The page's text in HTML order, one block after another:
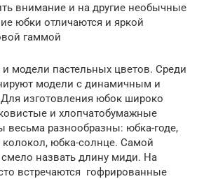
внимание и на другие необычные
юбки отличаются и яркой
гаммой
и модели пастельных цветов. Среди
модели с динамичным и
изготовления юбок широко
и хлопчатобумажные
весьма разнообразны: юбка-годе,
юбка-солнце. Самой
назвать длину миди. На
встречаются гофрированные